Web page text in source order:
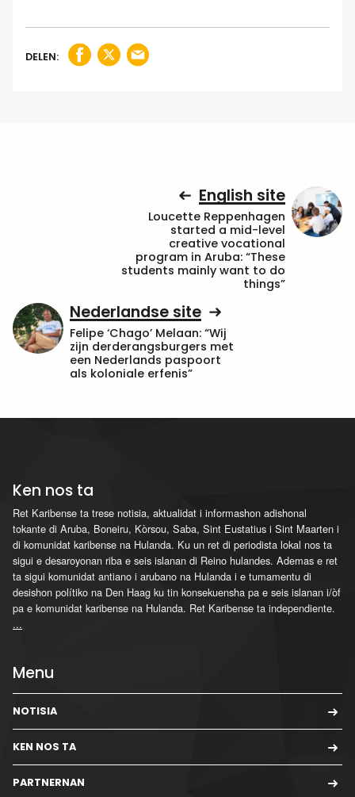
DELEN:
English site
Loucette Reppenhagen
started a mid-level
creative vocational
program in Aruba: “These
students mainly want to do
things”
Nederlandse site
Felipe ‘Chago’ Melaan: “Wij
zijn derderangsburgers met
een Nederlands paspoort
als koloniale erfenis”
Ken nos ta
Ret Karibense ta trese notisia, aktualidat i informashon adishonal
tokante di Aruba, Boneiru, Kòrsou, Saba, Sint Eustatius i Sint Maarten i
di komunidat karibense na Hulanda. Ku un ret di periodista lokal nos ta
sigui e desaroyonan riba e seis islanan di Reino hulandes. Ademas e ret
ta sigui komunidat antiano i arubano na Hulanda i e tumamentu di
desishon polítiko na Den Haag ku tin konsekuensha pa e seis islanan i/òf
pa e komunidat karibense na Hulanda. Ret Karibense ta independiente.
...
Menu
NOTISIA
KEN NOS TA
PARTNERNAN